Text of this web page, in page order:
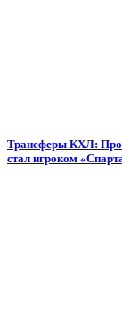
Трансферы КХЛ:
стал игроком